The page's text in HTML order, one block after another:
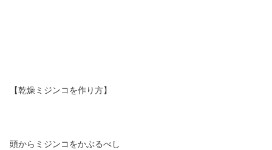
【乾燥ミジンコを作り方】
頭からミジンコをかぶるべし